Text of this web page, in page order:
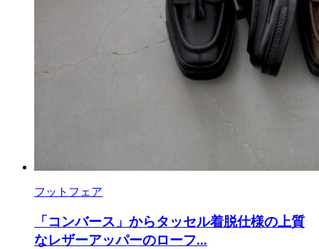
フットフェア
「コンバース」からタッセル着脱仕様の上質
なレザーアッパーのローフ...